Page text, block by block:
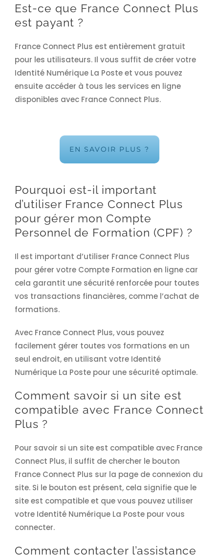
Est-ce que France Connect Plus
est payant ?
France Connect Plus est entièrement gratuit
pour les utilisateurs. Il vous suffit de créer votre
Identité Numérique La Poste et vous pouvez
ensuite accéder à tous les services en ligne
disponibles avec France Connect Plus.
EN SAVOIR PLUS ?
Pourquoi est-il important
d’utiliser France Connect Plus
pour gérer mon Compte
Personnel de Formation (CPF) ?
Il est important d’utiliser France Connect Plus
pour gérer votre Compte Formation en ligne car
cela garantit une sécurité renforcée pour toutes
vos transactions financières, comme l’achat de
formations.
Avec France Connect Plus, vous pouvez
facilement gérer toutes vos formations en un
seul endroit, en utilisant votre Identité
Numérique La Poste pour une sécurité optimale.
Comment savoir si un site est
compatible avec France Connect
Plus ?
Pour savoir si un site est compatible avec France
Connect Plus, il suffit de chercher le bouton
France Connect Plus sur la page de connexion du
site. Si le bouton est présent, cela signifie que le
site est compatible et que vous pouvez utiliser
votre Identité Numérique La Poste pour vous
connecter.
Comment contacter l’assistance